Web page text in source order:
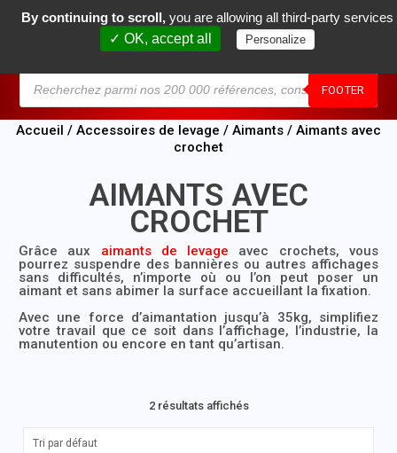
FOOTER
0
Accueil / Accessoires de levage / Aimants / Aimants avec
crochet
AIMANTS AVEC
CROCHET
Grâce aux aimants de levage avec crochets, vous
pourrez suspendre des bannières ou autres affichages
sans difficultés, n’importe où ou l’on peut poser un
aimant et sans abimer la surface accueillant la fixation.
Avec une force d’aimantation jusqu’à 35kg, simplifiez
votre travail que ce soit dans l’affichage, l’industrie, la
manutention ou encore en tant qu’artisan.
2 résultats affichés
By continuing to scroll, you are allowing all third-party services
✓ OK, accept all
Personalize